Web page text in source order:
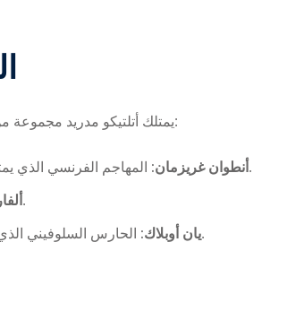
يمتلك أتلتيكو مدريد مجموعة من اللاعبين المميزين الذين يقدمون أداءً رائعًا على مدار الموسم. من أبرز هؤلاء اللاعبين:
أنطوان غريزمان:المهاجم الفرنسي الذي يمثل حجر الأساس في الهجوم بفضل خبرته وقدرته على التسجيل من مختلف المواقع.
أحد المهاجمين الأكثر فعالية في تسجيل الأهداف خلال المباريات الحاسمة.
يان أوبلاك:الحارس السلوفيني الذي يعتبر من أفضل حراس العالم بفضل ردود فعله السريعة ودوره القيادي في الدفاع.